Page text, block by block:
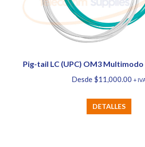
elegir
Pig-tail LC (UPC) OM3 Multimodo
Desde $11,000.00 +
DETALLES